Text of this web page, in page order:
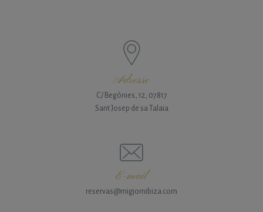
Adresse
C/ Begònies, 12, 07817
Sant Josep de sa Talaia
E-mail
reservas@migjornibiza.com